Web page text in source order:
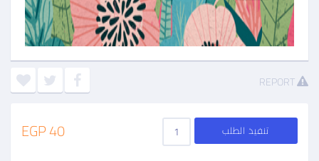
REPORT
40 EGP تنفيذ الطلب